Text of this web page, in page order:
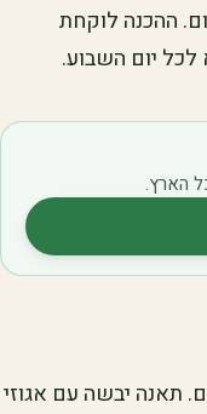
ההכנה לוקחת
יום השבוע.
הארץ.
חדשה)
תאנה יבשה עם אגוזי